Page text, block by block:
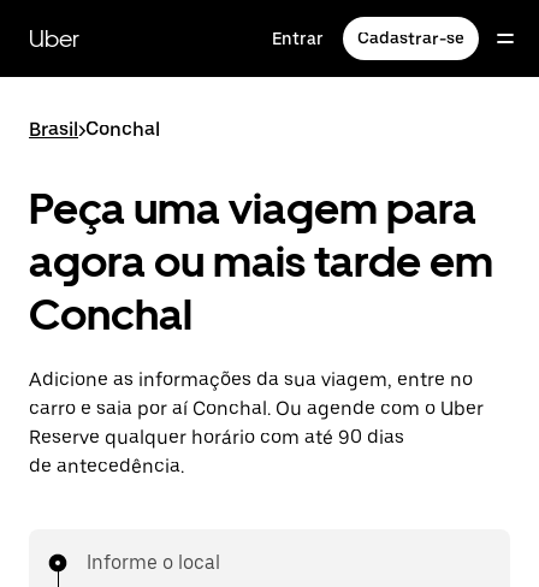
para
conteúdo
Uber Entrar Cadastrar-se
Brasil>Conchal
Peça uma viagem para
agora ou mais tarde em
Conchal
Adicione as informações da sua viagem, entre no
carro e saia por aí Conchal. Ou agende com o Uber
Reserve qualquer horário com até 90 dias
de antecedência.
Informe o local